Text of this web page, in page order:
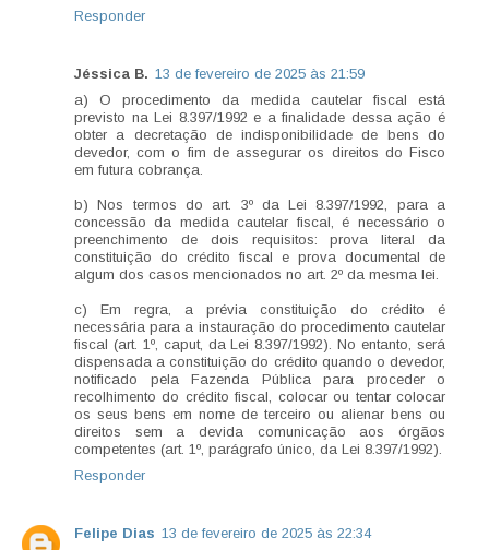
Responder
Jéssica B. 13 de fevereiro de 2025 às 21:59
a) O procedimento da medida cautelar fiscal está
previsto na Lei 8.397/1992 e a finalidade dessa ação é
obter a decretação de indisponibilidade de bens do
devedor, com o fim de assegurar os direitos do Fisco
em futura cobrança.
b) Nos termos do art. 3º da Lei 8.397/1992, para a
concessão da medida cautelar fiscal, é necessário o
preenchimento de dois requisitos: prova literal da
constituição do crédito fiscal e prova documental de
algum dos casos mencionados no art. 2º da mesma lei.
c) Em regra, a prévia constituição do crédito é
necessária para a instauração do procedimento cautelar
fiscal (art. 1º, caput, da Lei 8.397/1992). No entanto, será
dispensada a constituição do crédito quando o devedor,
notificado pela Fazenda Pública para proceder o
recolhimento do crédito fiscal, colocar ou tentar colocar
os seus bens em nome de terceiro ou alienar bens ou
direitos sem a devida comunicação aos órgãos
competentes (art. 1º, parágrafo único, da Lei 8.397/1992).
Responder
Felipe Dias 13 de fevereiro de 2025 às 22:34